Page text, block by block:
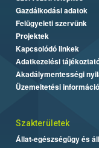
Gazdálkodási adatok
Felügyeleti szervünk
Projektek
Kapcsolódó linkek
Adatkezelési
Akadálymentességi
Üzemeltetési információ
Szakterületek
Állat-egészségügy és